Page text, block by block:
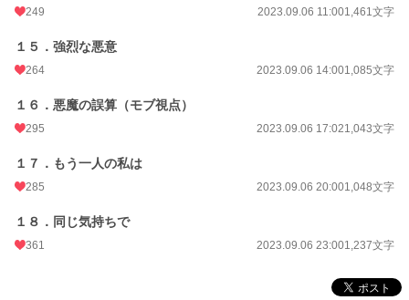
249 2023.09.06 11:001,461文字
１５．強烈な悪意
264 2023.09.06 14:001,085文字
１６．悪魔の誤算（モブ視点）
295 2023.09.06 17:021,043文字
１７．もう一人の私は
285 2023.09.06 20:001,048文字
１８．同じ気持ちで
361 2023.09.06 23:001,237文字